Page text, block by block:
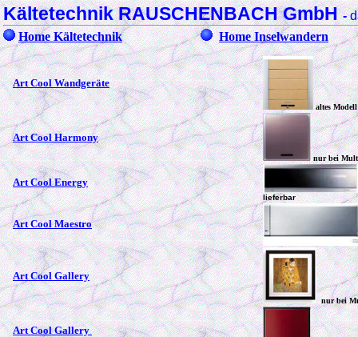
Kältetechnik RAUSCHENBACH GmbH-
Home Kältetechnik
Home Inselwandern
Art Cool Wandgeräte
altes Modell
Art Cool Harmony
nur bei
Art Cool Energy
lieferbar
Art Cool Maestro
Art Cool Gallery
nur bei
Art Cool Gallery